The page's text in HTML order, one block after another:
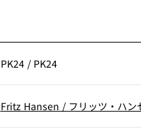
PK24 / PK24
Fritz Hansen / フリッツ・ハン